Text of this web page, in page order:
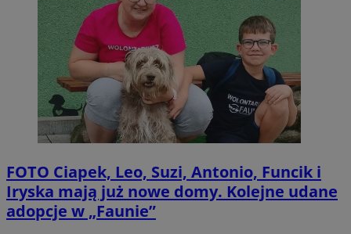
FOTO Ciapek, Leo, Suzi, Antonio, Funcik i
Iryska mają już nowe domy. Kolejne udane
adopcje w „Faunie”